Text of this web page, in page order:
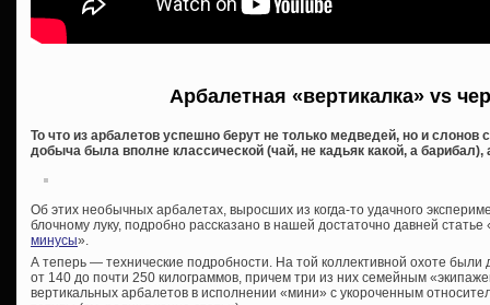
Арбалетная «вертикалка» vs
То что из арбалетов успешно берут не только медведей, но и слонов
добыча была вполне классической (чай, не кадьяк какой, а
Об этих необычных арбалетах, выросших из когда-то удачного
блочному луку, подробно рассказано в нашей достаточно давней статье
минусы».
А теперь — технические подробности. На той коллективной охоте
от 140 до почти 250 килограммов, причем три из них семейным
вертикальных арбалетов в исполнении «мини» с укороченным